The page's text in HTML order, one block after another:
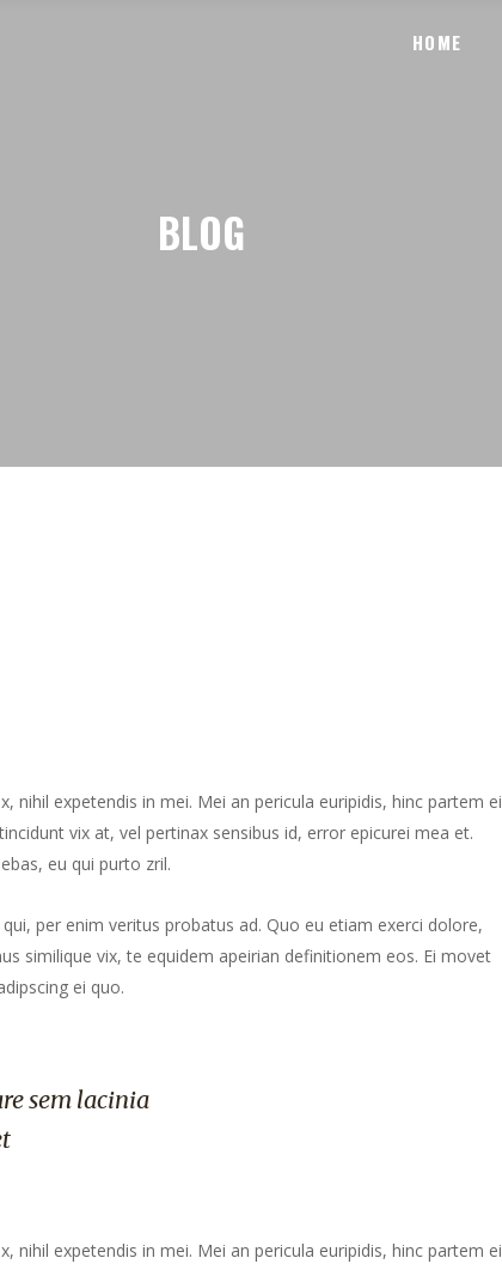
HOME
BLOG
nihil expetendis in mei. Mei an pericula euripidis, hinc partem ei
vix at, vel pertinax sensibus id, error epicurei mea et.
eu qui purto zril.
per enim veritus probatus ad. Quo eu etiam exerci dolore,
similique vix, te equidem apeirian definitionem eos. Ei movet
ei quo.
sem lacinia
nihil expetendis in mei. Mei an pericula euripidis, hinc partem ei